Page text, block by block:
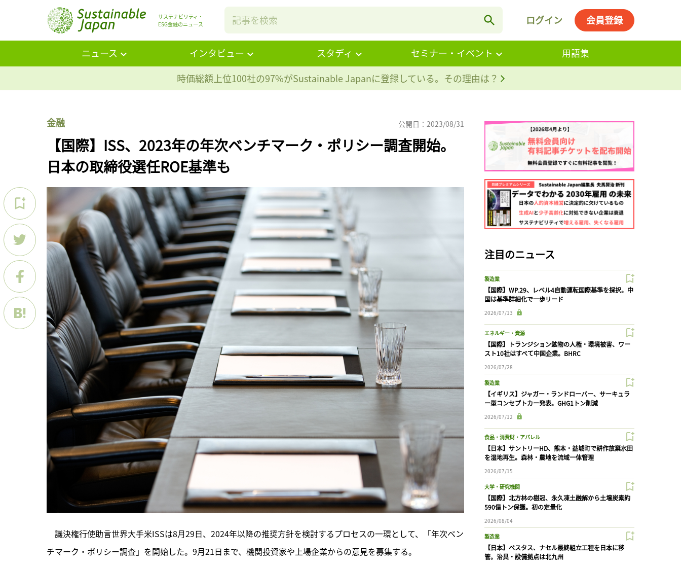
サステナビリティ・
ESG金融のニュース
ログイン 会員登録
ニュース インタビュー スタディ セミナー・イベント
用語集
時価総額上位100社の97%がSustainable Japanに登録している。その理由は？
金融 公開日：2023/08/31
【国際】ISS、2023年の年次ベンチマーク・ポリシー調査開始。
日本の取締役選任ROE基準も
議決権行使助言世界大手米ISSは8月29日、2024年以降の推奨方針を検討するプロセスの一環として、「年次ベン
チマーク・ポリシー調査」を開始した。9月21日まで、機関投資家や上場企業からの意見を募集する。
注目のニュース
製造業
【国際】WP.29、レベル4自動運転国際基準を採択。中
国は基準詳細化で一歩リード
2026/07/13
エネルギー・資源
【国際】トランジション鉱物の人権・環境被害、ワー
スト10社はすべて中国企業。BHRC
2026/07/28
製造業
【イギリス】ジャガー・ランドローバー、サーキュラ
ー型コンセプトカー発表。GHG1トン削減
2026/07/12
食品・消費財・アパレル
【日本】サントリーHD、熊本・益城町で耕作放棄水田
を湿地再生。森林・農地を流域一体管理
2026/07/15
大学・研究機関
【国際】北方林の樹冠、永久凍土融解から土壌炭素約
590億トン保護。初の定量化
2026/08/04
製造業
【日本】ベスタス、ナセル最終組立工程を日本に移
管。治具・設備拠点は北九州